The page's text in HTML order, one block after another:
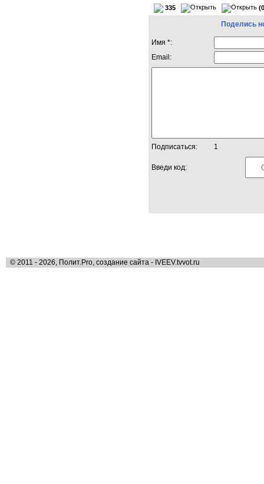
335
Поделись
Имя *:
Email:
Подписаться: 1
Введи код:
© 2011 - 2026, Полит.Pro, создание сайта - IVEEV.tvvot.ru